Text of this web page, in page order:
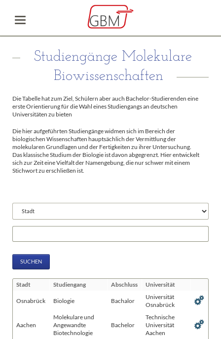
Studiengänge Molekulare
Biowissenschaften
Die Tabelle hat zum Ziel, Schülern aber auch Bachelor-Studierenden eine
erste Orientierung für die Wahl eines Studiengangs an deutschen
Universitäten zu bieten
Die hier aufgeführten Studiengänge widmen sich im Bereich der
biologischen Wissenschaften hauptsächlich der Vermittlung der
molekularen Grundlagen und der Fertigkeiten zu ihrer Untersuchung.
Das klassische Studium der Biologie ist davon abgegrenzt. Hier entwickelt
sich zur Zeit eine Vielfalt der Namengebung, die nur schwer mit einem
Stichwort zu erschließen ist.
Felder
SUCHEN
Stadt Studiengang Abschluss Universität
Osnabrück Biologie Bachalor
Universität
Osnabrück
Aachen
Molekulare und
Angewandte
Biotechnologie
Bachelor
Technische
Universität
Aachen